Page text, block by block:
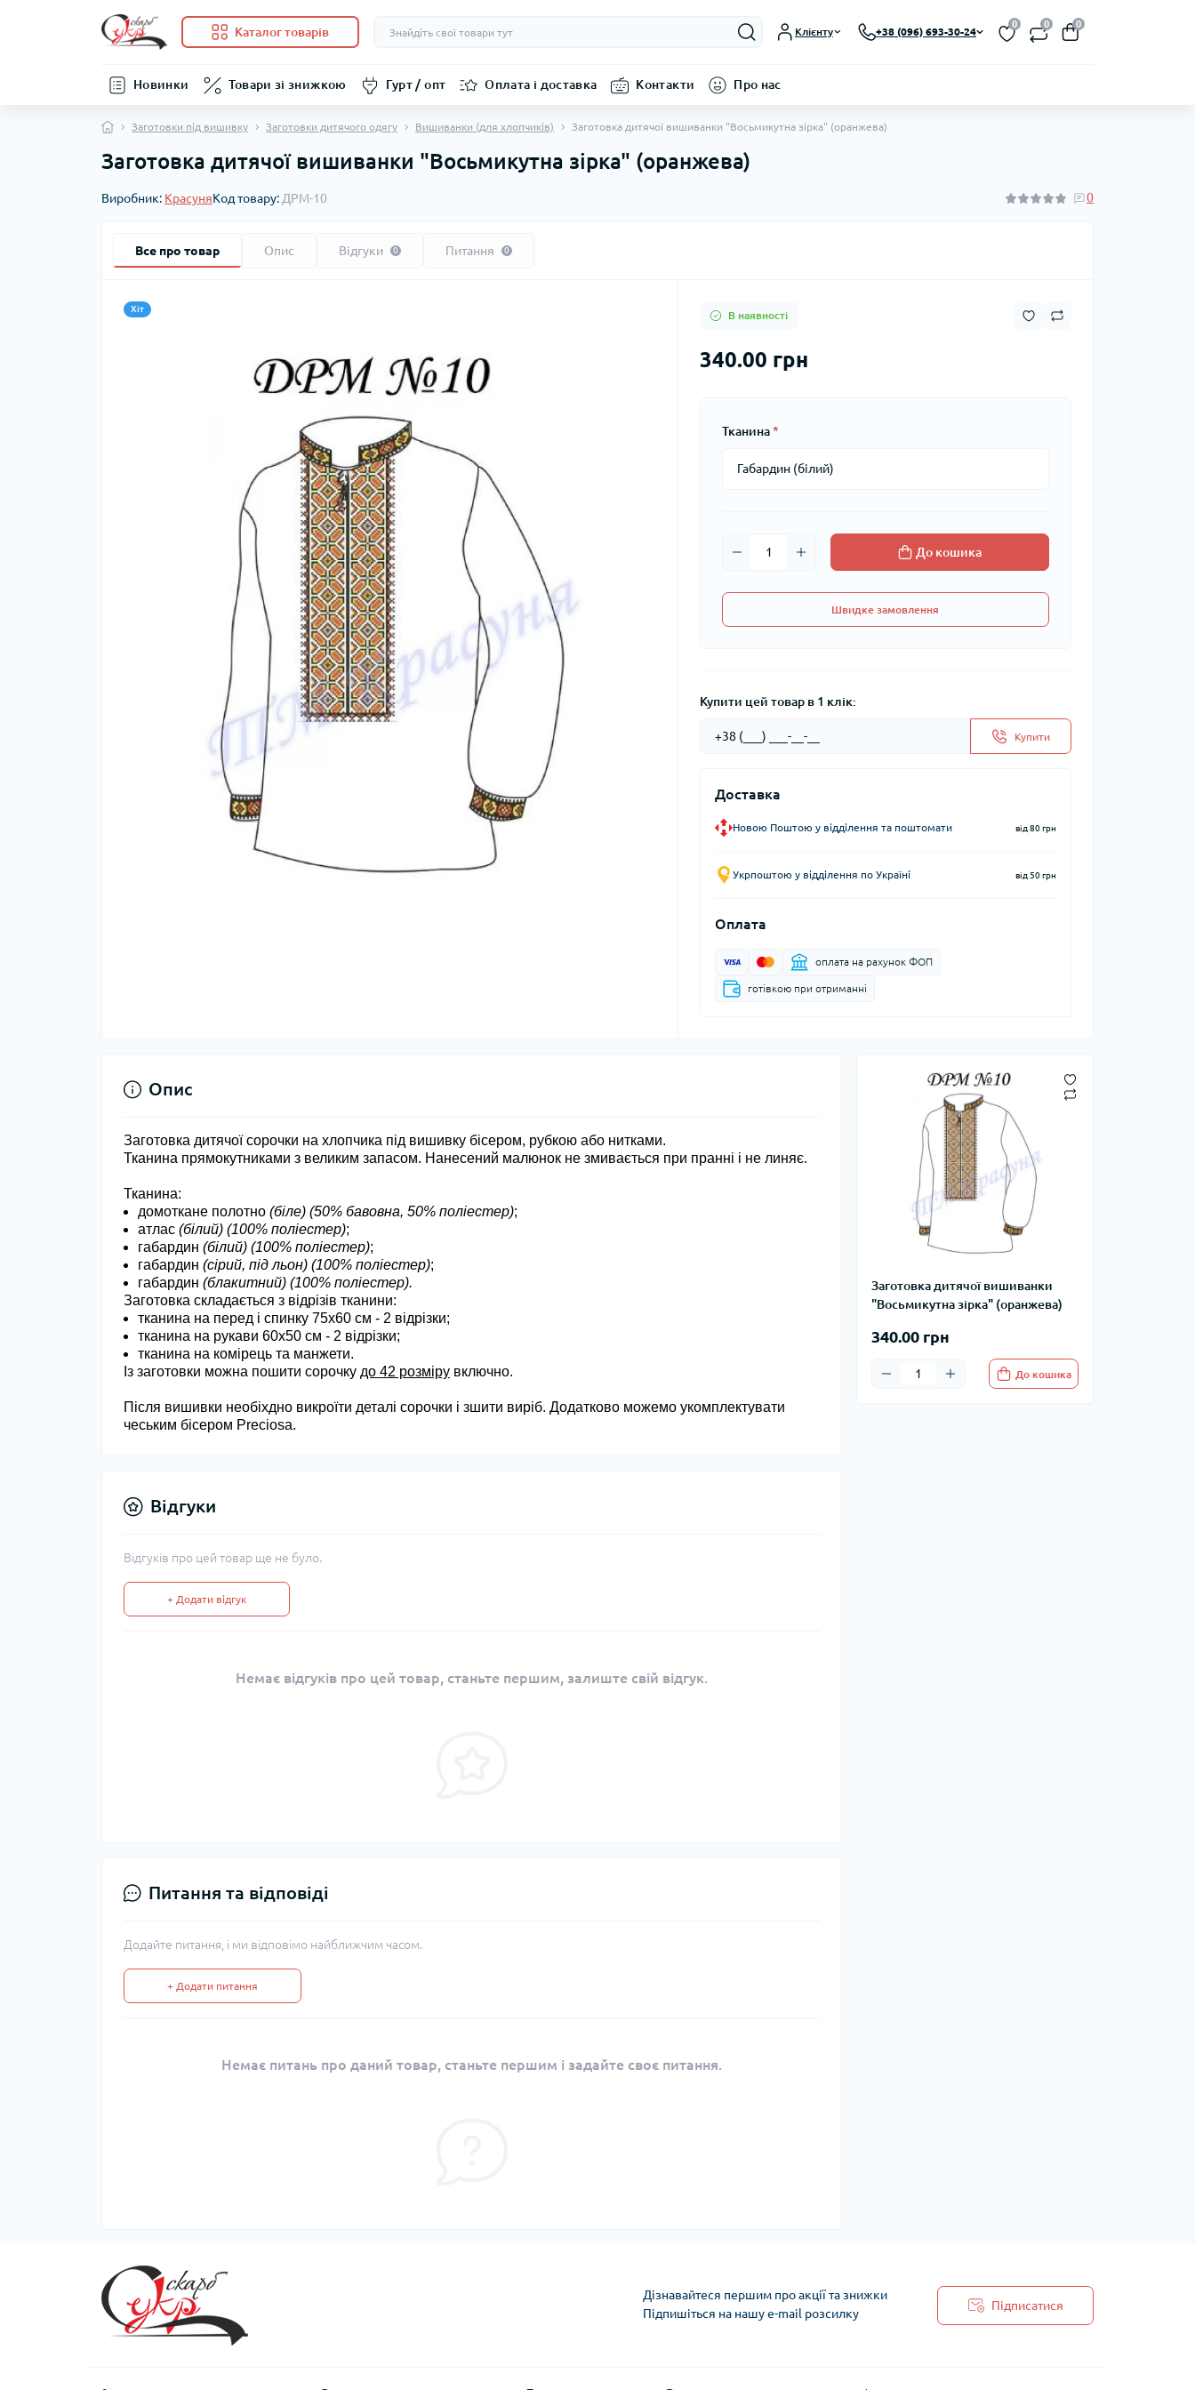
Каталог товарів Клієнту +38 (096) 693-30-24
0 0 0
Новинки Товари зі знижкою Гурт / опт Оплата і доставка Контакти Про нас
Заготовки під вишивку Заготовки дитячого одягу Вишиванки (для хлопчиків) Заготовка дитячої вишиванки "Восьмикутна зірка" (оранжева)
Заготовка дитячої вишиванки "Восьмикутна зірка" (оранжева)
Виробник: КрасуняКод товару: ДРМ-10 0
Все про товар Опис Відгуки 0 Питання 0
Хіт
В наявності
340.00 грн
Тканина*
До кошика
Швидке замовлення
Купити цей товар в 1 клік:
Купити
Доставка
Новою Поштою у відділення та поштомати від 80 грн
Укрпоштою у відділення по Україні від 50 грн
Оплата
оплата на рахунок ФОП
готівкою при отриманні
Заготовка дитячої вишиванки
"Восьмикутна зірка" (оранжева)
340.00 грн
До кошика
Опис
Заготовка дитячої сорочки на хлопчика під вишивку бісером, рубкою або нитками.
Тканина прямокутниками з великим запасом. Нанесений малюнок не змивається при пранні і не линяє.
Тканина:
домоткане полотно (біле) (50% бавовна, 50% поліестер);
атлас (білий) (100% поліестер);
габардин (білий) (100% поліестер);
габардин (сірий, під льон) (100% поліестер);
габардин (блакитний) (100% поліестер).
Заготовка складається з відрізів тканини:
тканина на перед і спинку 75х60 см - 2 відрізки;
тканина на рукави 60х50 см - 2 відрізки;
тканина на комірець та манжети.
Із заготовки можна пошити сорочку до 42 розміру включно.
Після вишивки необіхдно викроїти деталі сорочки і зшити виріб. Додатково можемо укомплектувати
чеським бісером Preciosa.
Відгуки
Відгуків про цей товар ще не було.
+ Додати відгук
Немає відгуків про цей товар, станьте першим, залиште свій відгук.
Питання та відповіді
Додайте питання, і ми відповімо найближчим часом.
+ Додати питання
Немає питань про даний товар, станьте першим і задайте своє питання.
Дізнавайтеся першим про акції та знижки
Підпишіться на нашу e-mail розсилку
Підписатися